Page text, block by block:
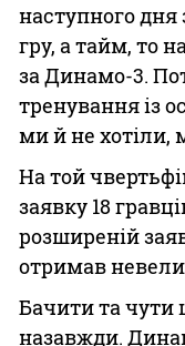
наступного
гру, а тайм, то
за Динамо-3.
тренування із
ми й не хотіли,
На той
заявку 18
розширеній
отримав
Бачити та чути
назавжди.